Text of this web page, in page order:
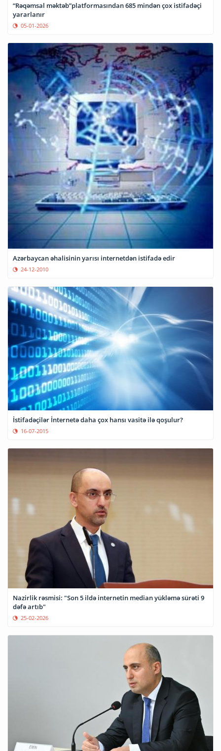
“Rəqəmsal məktəb”platformasından 685 mindən çox istifadəçi
yararlanır
05-01-2026
Azərbaycan əhalisinin yarısı internetdən istifadə edir
24-12-2010
İstifadəçilər İnternetə daha çox hansı vasitə ilə qoşulur?
16-07-2015
Nazirlik rəsmisi: "Son 5 ildə internetin median yükləmə sürəti 9
dəfə artıb"
25-02-2026